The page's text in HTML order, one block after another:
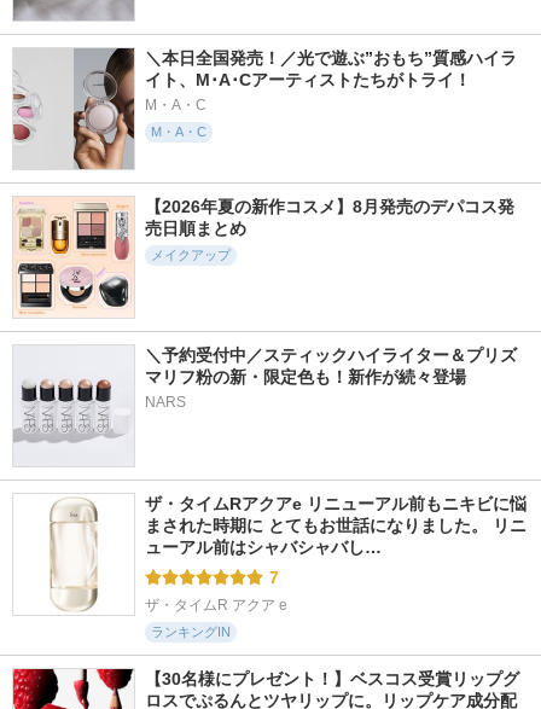
＼本日全国発売！／光で遊ぶ”おもち”質感ハイラ
イト、M･A･Cアーティストたちがトライ！
M・A・C
M・A・C
【2026年夏の新作コスメ】8月発売のデパコス発
売日順まとめ
メイクアップ
＼予約受付中／スティックハイライター＆プリズ
マリフ粉の新・限定色も！新作が続々登場
NARS
ザ・タイムRアクアe リニューアル前もニキビに悩
まされた時期に とてもお世話になりました。 リニ
ューアル前はシャバシャバし…
7
ザ・タイムR アクア e
ランキングIN
【30名様にプレゼント！】ベスコス受賞リップグ
ロスでぷるんとツヤリップに。リップケア成分配